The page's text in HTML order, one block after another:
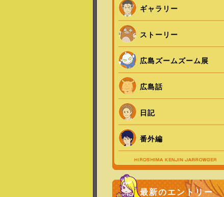
ギャラリー
ストーリー
広島ズームズーム展
広島話
日記
番外編
最新のエントリー